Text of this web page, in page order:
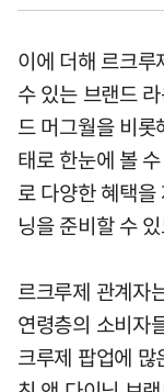
이에 더해 르크
수 있는 브랜드
드 머그월을 비
태로 한눈에 볼
로 다양한 혜택
닝을 준비할 수
르크루제 관계자
연령층의 소비자
크루제 팝업에